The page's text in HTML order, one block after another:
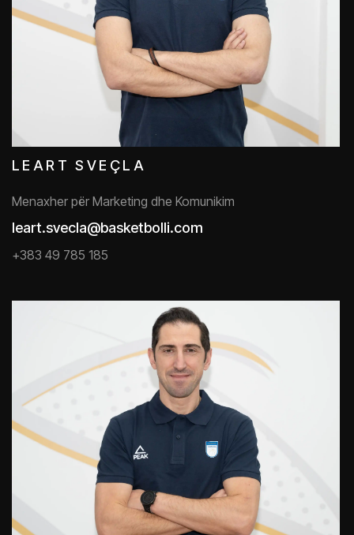
LEART SVEÇLA
Menaxher për Marketing dhe Komunikim
leart.svecla@basketbolli.com
+383 49 785 185